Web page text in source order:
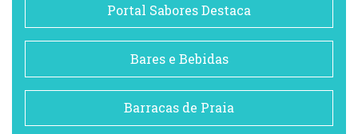
Portal Sabores Destaca
Bares e Bebidas
Barracas de Praia